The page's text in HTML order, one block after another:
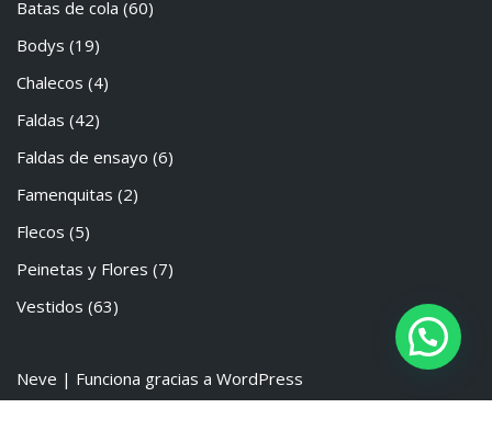
Batas de cola (60)
Bodys (19)
Chalecos (4)
Faldas (42)
Faldas de ensayo (6)
Famenquitas (2)
Flecos (5)
Peinetas y Flores (7)
Vestidos (63)
Neve | Funciona gracias a WordPress